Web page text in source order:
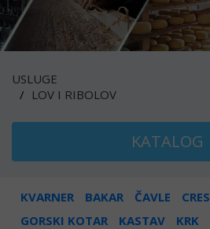
USLUGE
LOV I RIBOLOV
KATALOG
KVARNER BAKAR ČAVLE CRES
GORSKI KOTAR
KASTAV KRK